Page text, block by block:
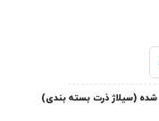
(سیلاژ ذرت بسته بندی)